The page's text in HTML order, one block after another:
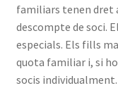
familiars tenen dret
descompte de soci.
especials. Els fills
quota familiar i, si
socis individualment.